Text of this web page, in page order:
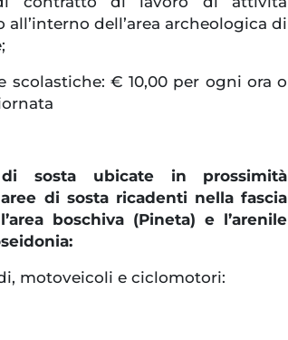
dell’area archeologica di
€ 10,00 per ogni ora o
di sosta ubicate in prossimità
di sosta ricadenti nella fascia
boschiva (Pineta) e l’arenile
motoveicoli e ciclomotori: